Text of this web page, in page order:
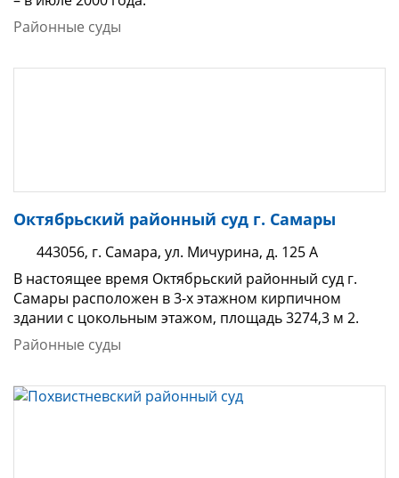
Районные суды
Октябрьский районный суд г. Самары
443056, г. Самара, ул. Мичурина, д. 125 А
В настоящее время Октябрьский районный суд г.
Самары расположен в 3-х этажном кирпичном
здании с цокольным этажом, площадь 3274,3 м 2.
Районные суды